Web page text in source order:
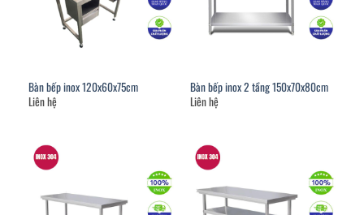
Bàn bếp inox 120x60x75cm
Liên hệ
Bàn bếp inox 2 tầng 150x70x80cm
Liên hệ